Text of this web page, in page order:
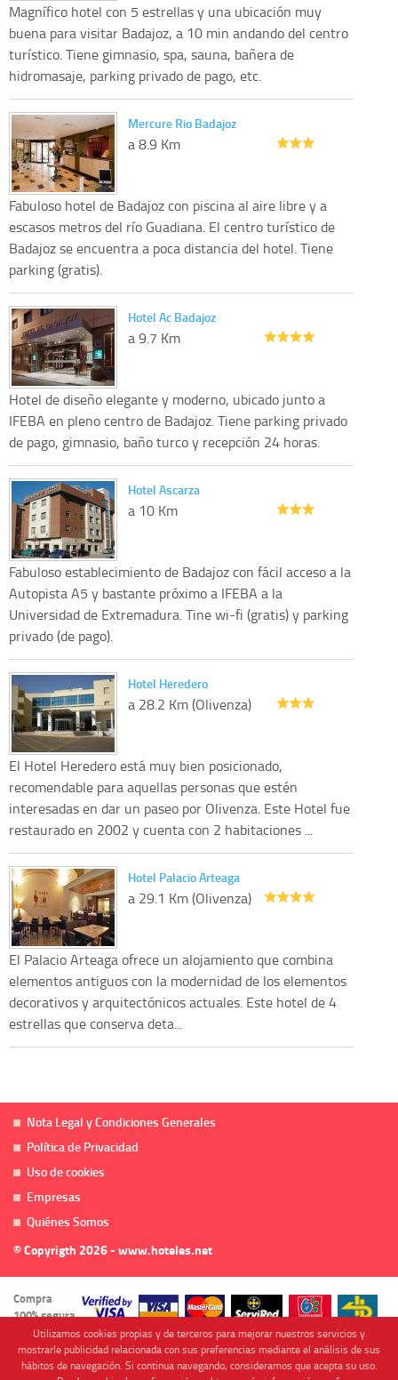
Magnífico hotel con 5 estrellas y una ubicación muy
buena para visitar Badajoz, a 10 min andando del centro
turístico. Tiene gimnasio, spa, sauna, bañera de
hidromasaje, parking privado de pago, etc.
Mercure Rio Badajoz
a 8.9 Km
Fabuloso hotel de Badajoz con piscina al aire libre y a
escasos metros del río Guadiana. El centro turístico de
Badajoz se encuentra a poca distancia del hotel. Tiene
parking (gratis).
Hotel Ac Badajoz
a 9.7 Km
Hotel de diseño elegante y moderno, ubicado junto a
IFEBA en pleno centro de Badajoz. Tiene parking privado
de pago, gimnasio, baño turco y recepción 24 horas.
Hotel Ascarza
a 10 Km
Fabuloso establecimiento de Badajoz con fácil acceso a la
Autopista A5 y bastante próximo a IFEBA a la
Universidad de Extremadura. Tine wi-fi (gratis) y parking
privado (de pago).
Hotel Heredero
a 28.2 Km (Olivenza)
El Hotel Heredero está muy bien posicionado,
recomendable para aquellas personas que estén
interesadas en dar un paseo por Olivenza. Este Hotel fue
restaurado en 2002 y cuenta con 2 habitaciones ...
Hotel Palacio Arteaga
a 29.1 Km (Olivenza)
El Palacio Arteaga ofrece un alojamiento que combina
elementos antiguos con la modernidad de los elementos
decorativos y arquitectónicos actuales. Este hotel de 4
estrellas que conserva deta...
Nota Legal y Condiciones Generales
Política de Privacidad
Uso de cookies
Empresas
Quiénes Somos
© Copyrigth 2026 - www.hoteles.net
Compra
100% segura
Utilizamos cookies propias y de terceros para mejorar nuestros servicios y
mostrarle publicidad relacionada con sus preferencias mediante el análisis de sus
hábitos de navegación. Si continua navegando, consideramos que acepta su uso.